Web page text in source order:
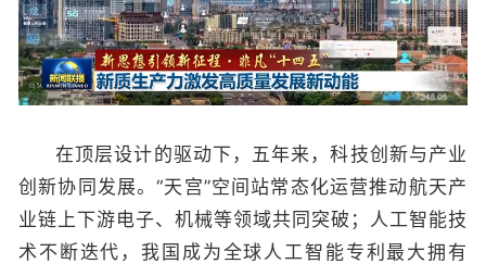
在顶层设计的驱动下，五年来，科技创新与产业
创新协同发展。“天宫”空间站常态化运营推动航天产
业链上下游电子、机械等领域共同突破；人工智能技
术不断迭代，我国成为全球人工智能专利最大拥有